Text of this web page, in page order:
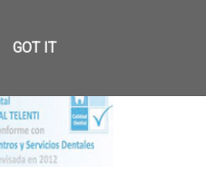
GOT IT